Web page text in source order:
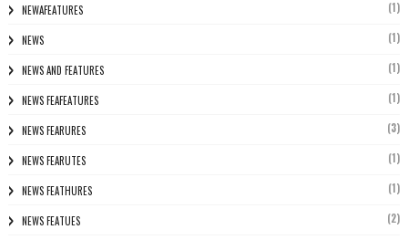
NEWAFEATURES (1)
NEWS (1)
NEWS AND FEATURES (1)
NEWS FEAFEATURES (1)
NEWS FEARURES (3)
NEWS FEARUTES (1)
NEWS FEATHURES (1)
NEWS FEATUES (2)